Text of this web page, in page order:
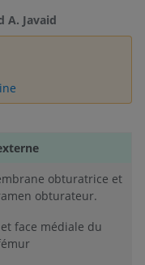
A. Javaid
obturatrice et
obturateur.
face médiale du